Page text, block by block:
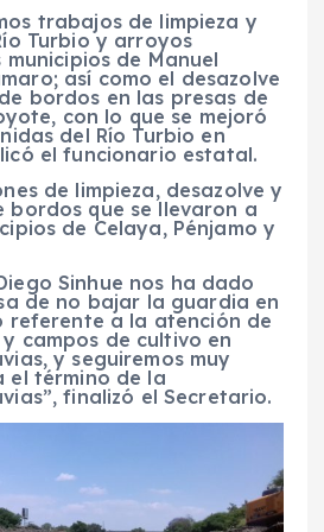
trabajos de limpieza y
Turbio y arroyos
de Manuel
así como el desazolve
bordos en las presas de
con lo que se mejoró
del Río Turbio en
el funcionario estatal.
de limpieza, desazolve y
bordos que se llevaron a
de Celaya, Pénjamo y
Sinhue nos ha dado
de no bajar la guardia en
referente a la atención de
campos de cultivo en
y seguiremos muy
el término de la
finalizó el Secretario.